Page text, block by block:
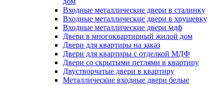
Входные металлические двери в сталинку
Входные металлические двери в хрущевку
Входные металлические двери мдф
Двери в многоквартирный жилой дом
Двери для квартиры на заказ
Двери для квартиры с отделкой МДФ
Двери со скрытыми петлями в квартиру
Двустворчатые двери в квартиру
Металлические входные двери белые